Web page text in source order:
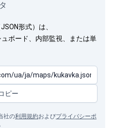
形式）は、
ボード、内部監視、または単
ピー
社の利用規約およびプライバシーポ